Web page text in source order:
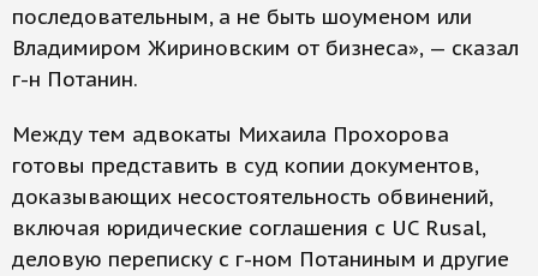
последовательным, а не быть шоуменом или
Владимиром Жириновским от бизнеса», — сказал
г-н Потанин.
Между тем адвокаты Михаила Прохорова
готовы представить в суд копии документов,
доказывающих несостоятельность обвинений,
включая юридические соглашения с UC Rusal,
деловую переписку с г-ном Потаниным и другие